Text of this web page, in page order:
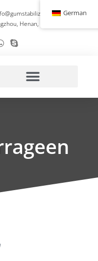
Henan, China
German